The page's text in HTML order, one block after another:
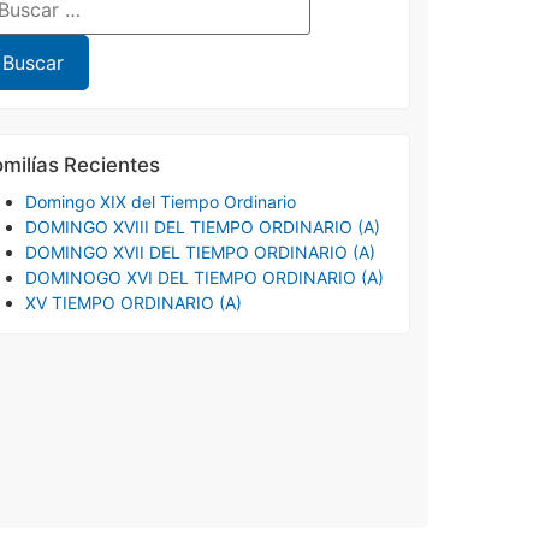
Recientes
Domingo XIX del Tiempo Ordinario
DOMINGO XVIII DEL TIEMPO ORDINARIO (A)
DOMINGO XVII DEL TIEMPO ORDINARIO (A)
DOMINOGO XVI DEL TIEMPO ORDINARIO (A)
XV TIEMPO ORDINARIO (A)